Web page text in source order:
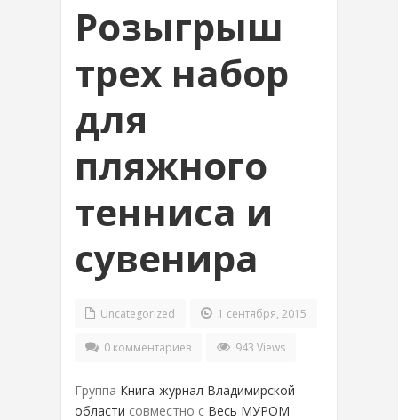
Розыгрыш
трех набор
для
пляжного
тенниса и
сувенира
Uncategorized 1 сентября, 2015
0 комментариев 943 Views
Группа Книга-журнал Владимирской
области совместно с Весь МУРОМ